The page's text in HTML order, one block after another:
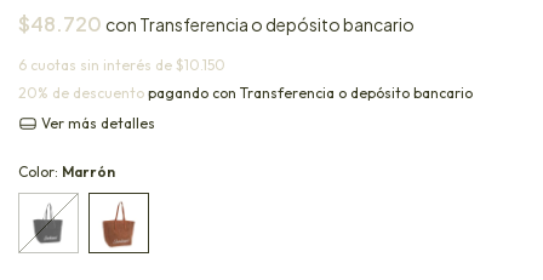
$48.720 con Transferencia o depósito bancario
6 cuotas sin interés de $10.150
20% de descuento pagando con Transferencia o depósito bancario
Ver más detalles
Color: Marrón